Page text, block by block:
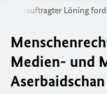
Löning
Medien- und
Aserbaidschan